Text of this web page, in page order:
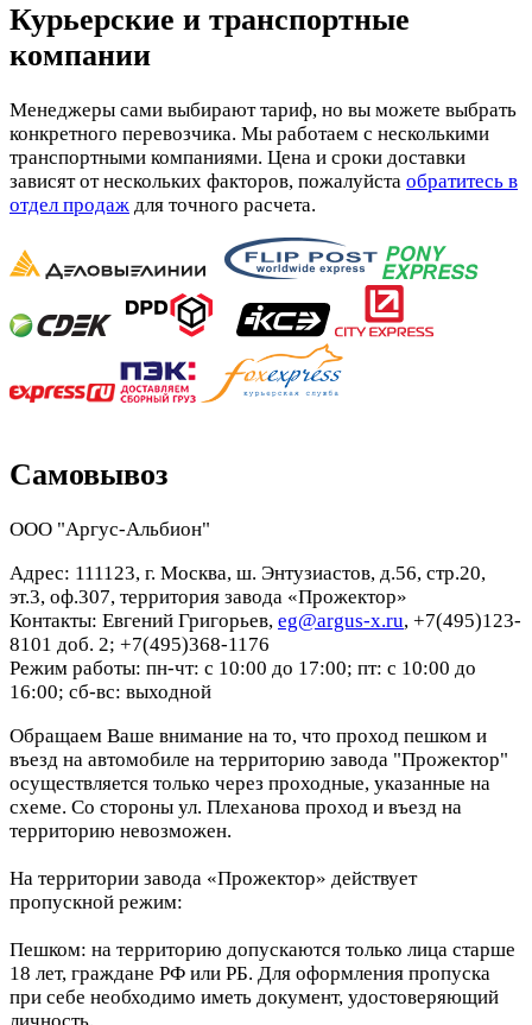
Курьерские и транспортные
компании
Менеджеры сами выбирают тариф, но вы можете выбрать
конкретного перевозчика. Мы работаем с несколькими
транспортными компаниями. Цена и сроки доставки
зависят от нескольких факторов, пожалуйста обратитесь в
отдел продаж для точного расчета.
Самовывоз
ООО "Аргус-Альбион"
Адрес: 111123, г. Москва, ш. Энтузиастов, д.56, стр.20,
эт.3, оф.307, территория завода «Прожектор»
Контакты: Евгений Григорьев, eg@argus-x.ru, +7(495)123-
8101 доб. 2; +7(495)368-1176
Режим работы: пн-чт: с 10:00 до 17:00; пт: с 10:00 до
16:00; сб-вс: выходной
Обращаем Ваше внимание на то, что проход пешком и
въезд на автомобиле на территорию завода "Прожектор"
осуществляется только через проходные, указанные на
схеме. Со стороны ул. Плеханова проход и въезд на
территорию невозможен.
На территории завода «Прожектор» действует
пропускной режим:
Пешком: на территорию допускаются только лица старше
18 лет, граждане РФ или РБ. Для оформления пропуска
при себе необходимо иметь документ, удостоверяющий